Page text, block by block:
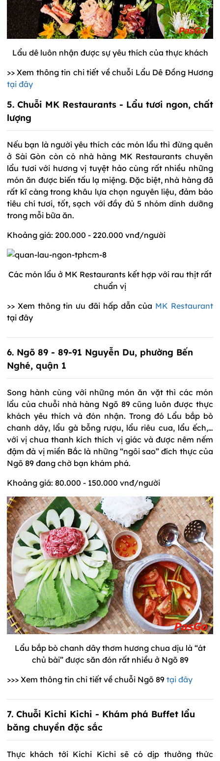
Lẩu dê luôn nhận được sự yêu thích của thực khách
>> Xem thông tin chi tiết về chuỗi Lẩu Dê Đồng Hương
tại đây
5. Chuỗi MK Restaurants - Lẩu tươi ngon, chất
lượng
Nếu bạn là người yêu thích các món lẩu thì đừng quên
ở Sài Gòn còn có nhà hàng MK Restaurants chuyên
lẩu tươi với hương vị tuyệt hảo cùng rất nhiều những
món ăn được biến tấu lạ miệng. Đặc biệt, nhà hàng đã
rất kĩ càng trong khâu lựa chọn nguyên liệu, đảm bảo
tiêu chí tươi, tốt, sạch với đầy đủ 5 nhóm dinh dưỡng
trong mỗi bữa ăn.
Khoảng giá: 200.000 - 220.000 vnđ/người
Các món lẩu ở MK Restaurants kết hợp với rau thịt rất
chuẩn vị
>> Xem thông tin ưu đãi hấp dẫn của MK Restaurant
tại đây
6. Ngõ 89 - 89-91 Nguyễn Du, phường Bến
Nghé, quận 1
Song hành cùng với những món ăn vặt thì các món
lẩu của chuỗi nhà hàng Ngõ 89 cũng luôn được thực
khách yêu thích và đón nhận. Trong đó Lẩu bắp bò
chanh dây, lẩu gà bỗng rượu, lẩu riêu cua, lẩu ếch,…
với vị chua thanh kích thích vị giác và được nêm nếm
đậm đà vị miền Bắc là những “ngôi sao” đích thực của
Ngõ 89 đang chờ bạn khám phá.
Khoảng giá: 80.000 - 150.000 vnđ/người
Lẩu bắp bò chanh dây thơm hương chua dịu là “át
chủ bài” được săn đón rất nhiều ở Ngõ 89
>>> Xem thông tin chi tiết về chuỗi Ngõ 89 tại đây
7. Chuỗi Kichi Kichi - Khám phá Buffet lẩu
băng chuyền đặc sắc
Thực khách tới Kichi Kichi sẽ có dịp thưởng thức